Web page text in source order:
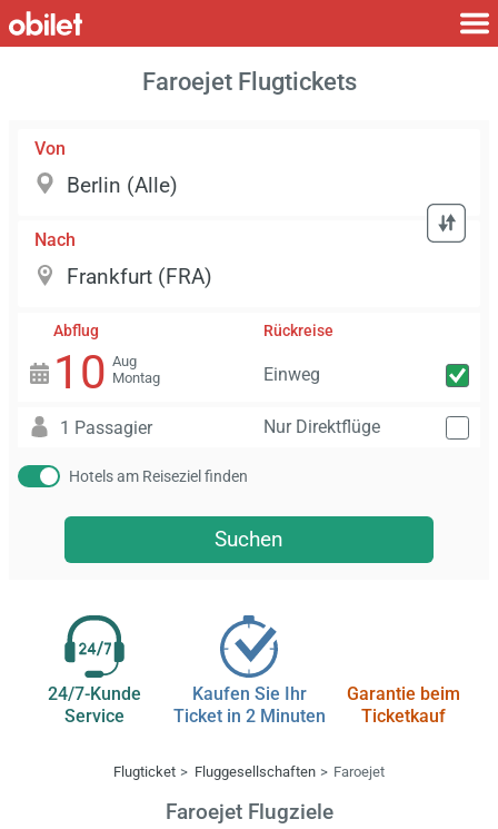
Faroejet Flugtickets
Von
Nach
Abflug
10 Aug
Montag
Rückreise
Einweg
1 Passagier Nur Direktflüge
Hotels am Reiseziel finden
Suchen
24/7-Kunde
Service
Kaufen Sie Ihr
Ticket in 2 Minuten
Garantie beim
Ticketkauf
Flugticket Fluggesellschaften Faroejet
Faroejet Flugziele